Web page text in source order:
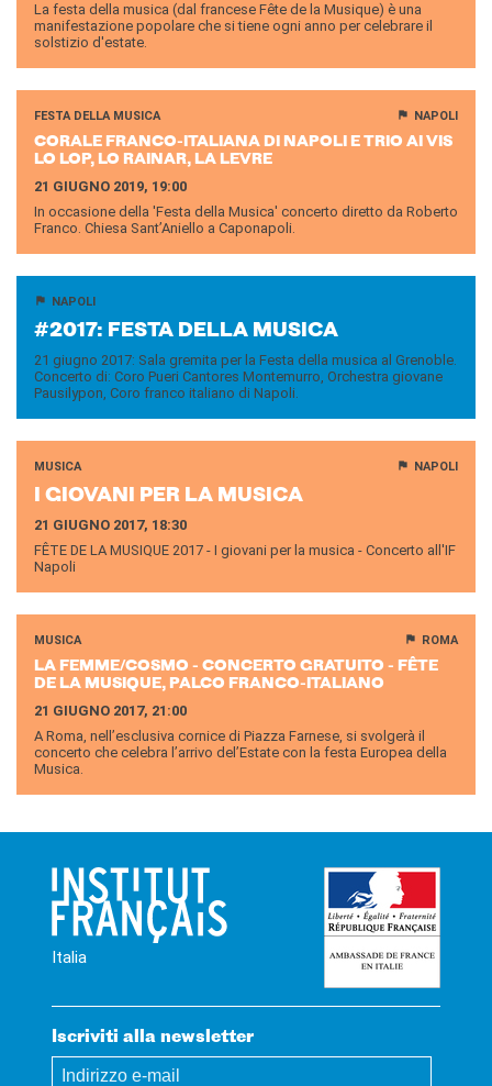
La festa della musica (dal francese Fête de la Musique) è una
manifestazione popolare che si tiene ogni anno per celebrare il
solstizio d'estate.
FESTA DELLA MUSICA
NAPOLI
CO­RA­LE FRANCO-​ITALIANA DI NA­PO­LI E TRIO AI VIS
LO LOP, LO RAI­NAR, LA LEVRE
21 GIUGNO 2019, 19:00
In occasione della 'Festa della Musica' concerto diretto da Roberto
Franco. Chiesa Sant’Aniello a Caponapoli.
NAPOLI
#2017: FESTA DELLA MU­SI­CA
21 giugno 2017: Sala gremita per la Festa della musica al Grenoble.
Concerto di: Coro Pueri Cantores Montemurro, Orchestra giovane
Pausilypon, Coro franco italiano di Napoli.
MUSICA NAPOLI
I GIO­VA­NI PER LA MU­SI­CA
21 GIUGNO 2017, 18:30
FÊTE DE LA MUSIQUE 2017 - I giovani per la musica - Concerto all'IF
Napoli
MUSICA
ROMA
LA FEMME/COSMO - CON­CER­TO GRA­TUI­TO - FÊTE
DE LA MU­SI­QUE, PALCO FRANCO-​ITALIANO
21 GIUGNO 2017, 21:00
A Roma, nell’esclusiva cornice di Piazza Farnese, si svolgerà il
concerto che celebra l’arrivo del’Estate con la festa Europea della
Musica.
Italia
Iscriviti alla newsletter